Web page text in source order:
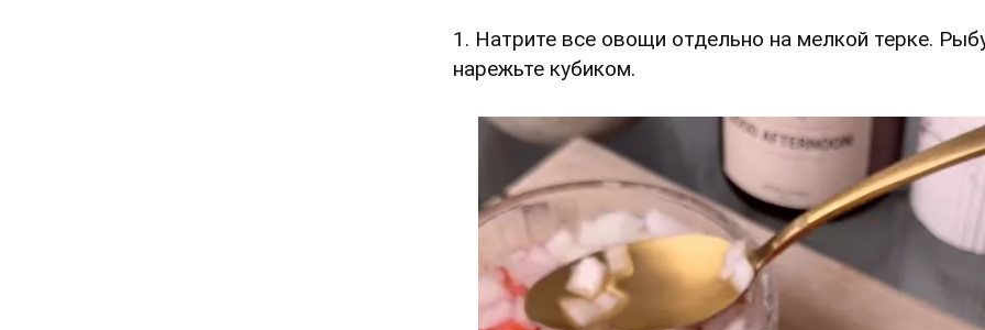
1. Натрите все овощи отдельно на мелкой терке.
нарежьте кубиком.